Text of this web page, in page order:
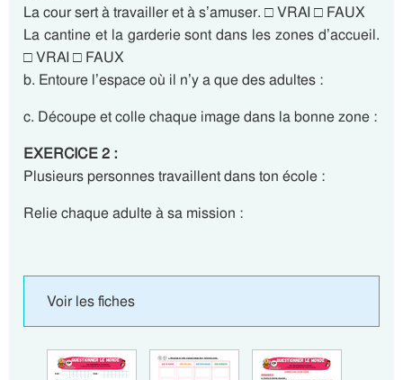
La cour sert à travailler et à s’amuser. □ VRAI □ FAUX
La cantine et la garderie sont dans les zones d’accueil.
□ VRAI □ FAUX
b. Entoure l’espace où il n’y a que des adultes :
c. Découpe et colle chaque image dans la bonne zone :
EXERCICE 2 :
Plusieurs personnes travaillent dans ton école :
Relie chaque adulte à sa mission :
Voir les fiches